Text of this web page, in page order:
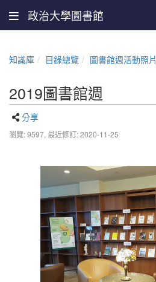
政治大學圖書館
知識庫 目錄總覽 圖書館週活動照片
2019圖書館週
分享
瀏覽: 9597, 最近修訂: 2020-11-25